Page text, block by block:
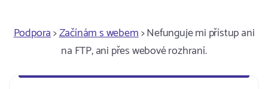
Podpora>Začínám s webem> Nefunguje mi přístup ani
na FTP, ani přes webové rozhraní.